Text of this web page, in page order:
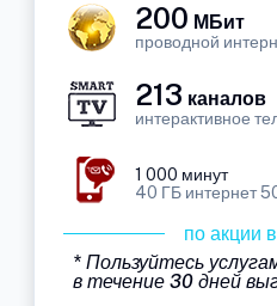
200 МБит
проводной
213 каналов
интерактивное
1 000 минут
40 ГБ интернет
по акции
* Пользуйтесь
в течение 30 дней